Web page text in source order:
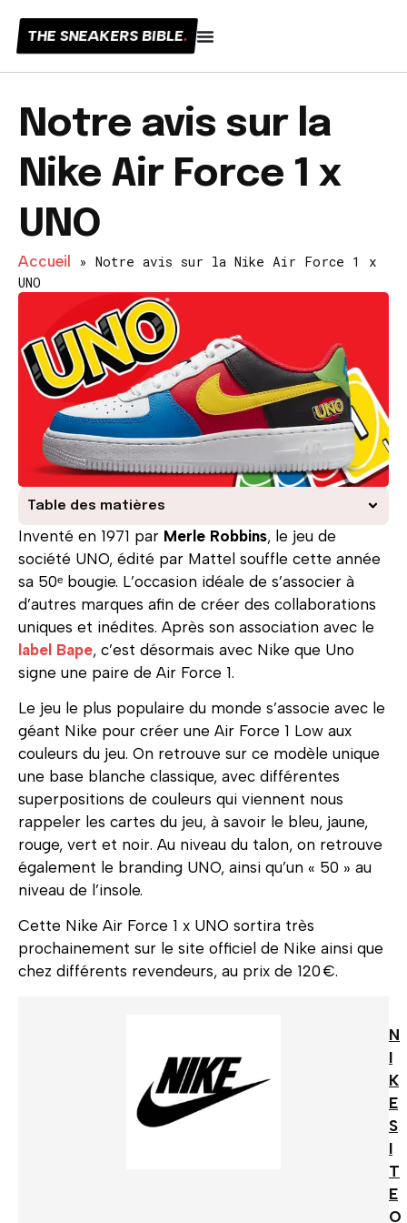
THE SNEAKERS BIBLE.
Notre avis sur la
Nike Air Force 1 x
UNO
Accueil » Notre avis sur la Nike Air Force 1 x
UNO
Table des matières
Inventé en 1971 par Merle Robbins, le jeu de
société UNO, édité par Mattel souffle cette année
sa 50ᵉ bougie. L’occasion idéale de s’associer à
d’autres marques afin de créer des collaborations
uniques et inédites. Après son association avec le
label Bape, c’est désormais avec Nike que Uno
signe une paire de Air Force 1.
Le jeu le plus populaire du monde s’associe avec le
géant Nike pour créer une Air Force 1 Low aux
couleurs du jeu. On retrouve sur ce modèle unique
une base blanche classique, avec différentes
superpositions de couleurs qui viennent nous
rappeler les cartes du jeu, à savoir le bleu, jaune,
rouge, vert et noir. Au niveau du talon, on retrouve
également le branding UNO, ainsi qu’un « 50 » au
niveau de l’insole.
Cette Nike Air Force 1 x UNO sortira très
prochainement sur le site officiel de Nike ainsi que
chez différents revendeurs, au prix de 120 €.
N
I
K
E
S
I
T
E
O